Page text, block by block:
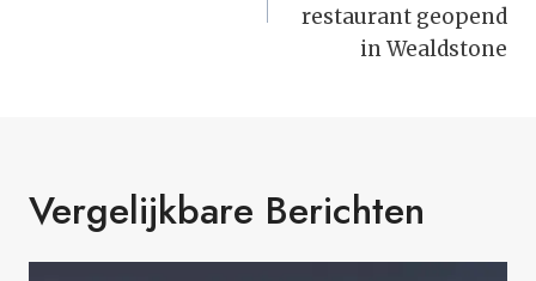
restaurant geopend
in Wealdstone
Vergelijkbare Berichten